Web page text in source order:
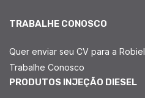
TRABALHE CONOSCO
Quer enviar seu CV para a
Trabalhe Conosco
PRODUTOS INJEÇÃO DIESEL